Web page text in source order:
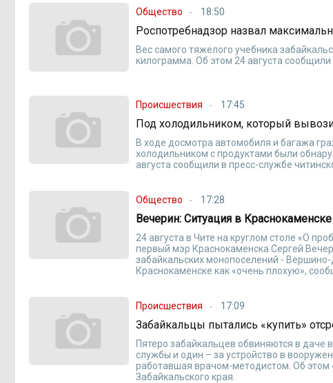
Общество 18:50
Роспотребнадзор назвал
Вес самого тяжелого учебника
килограмма. Об этом 24 августа
Происшествия 17:45
Под холодильником, который
В ходе досмотра автомобиля и багажа
холодильником с продуктами были
августа сообщили в пресс-службе
Общество 17:28
Вечерин: Ситуация в
24 августа в Чите на круглом столе «О
первый мэр Краснокаменска Сергей
забайкальских монопоселений -
Краснокаменске как «очень плохую»,
Происшествия 17:09
Забайкальцы пытались «купить»
Пятеро забайкальцев обвиняются в даче
службы и один – за устройство в
работавшая врачом-методистом. Об этом
Забайкальского края.